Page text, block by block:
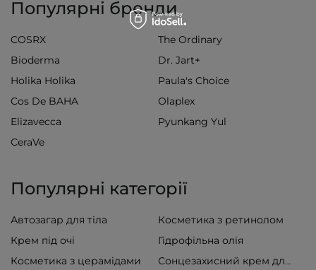
Популярні бренди
COSRX
The Ordinary
Bioderma
Dr. Jart+
Holika Holika
Paula's Choice
Cos De BAHA
Olaplex
Elizavecca
Pyunkang Yul
CeraVe
Популярні категорії
Автозагар для тіла
Косметика з ретинолом
Крем під очі
Гідрофільна олія
Косметика з церамідами
Сонцезахисний крем для обличчя